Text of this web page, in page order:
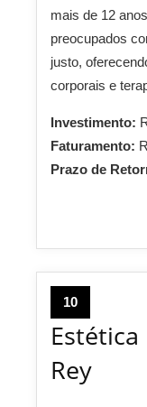
mais de 12
preocupados
justo,
corporais e
Investimento:
Faturamento:
Prazo de
10
Rey